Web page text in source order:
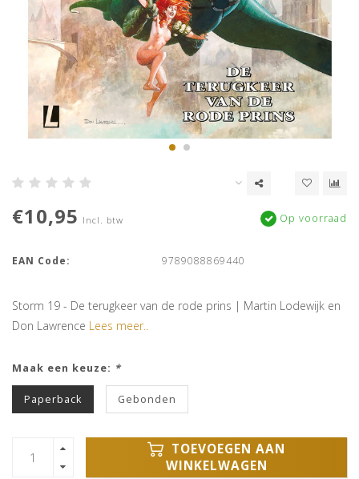
€10,95 Incl. btw Op voorraad
EAN Code: 9789088869440
Storm 19 - De terugkeer van de rode prins | Martin Lodewijk en
Don Lawrence Lees meer..
Maak een keuze: *
Paperback Gebonden
TOEVOEGEN AAN
WINKELWAGEN